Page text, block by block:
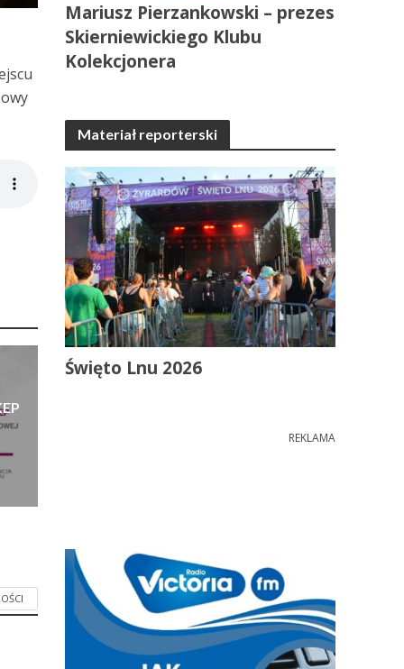
Mariusz Pierzankowski – prezes
Skierniewickiego Klubu
Kolekcjonera
Materiał reporterski
Święto Lnu 2026
REKLAMA